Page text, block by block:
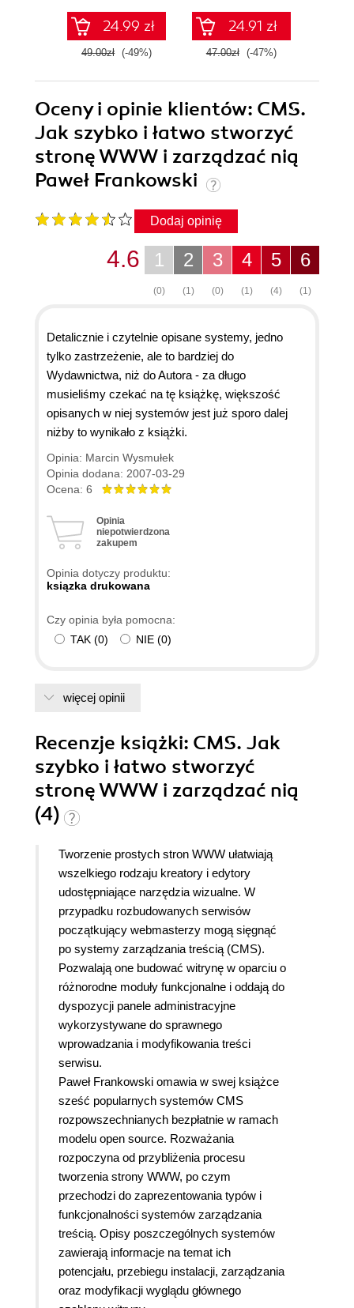
24.99 zł
49.00zł (-49%)
24.91 zł
47.00zł (-47%)
Oceny i opinie klientów: CMS.
Jak szybko i łatwo stworzyć
stronę WWW i zarządzać nią
Paweł Frankowski
Dodaj opinię
6
(1)
5
(4)
4
(1)
3
(0)
2
(1)
1
(0)
4.6
Detalicznie i czytelnie opisane systemy, jedno
tylko zastrzeżenie, ale to bardziej do
Wydawnictwa, niż do Autora - za długo
musieliśmy czekać na tę książkę, większość
opisanych w niej systemów jest już sporo dalej
niżby to wynikało z książki.
Opinia: Marcin Wysmułek
Opinia dodana: 2007-03-29
Ocena: 6
Opinia
niepotwierdzona
zakupem
Opinia dotyczy produktu:
ksiązka drukowana
Czy opinia była pomocna:
TAK (0) NIE (0)
więcej opinii
Recenzje książki: CMS. Jak
szybko i łatwo stworzyć
stronę WWW i zarządzać nią
(4)
Tworzenie prostych stron WWW ułatwiają
wszelkiego rodzaju kreatory i edytory
udostępniające narzędzia wizualne. W
przypadku rozbudowanych serwisów
początkujący webmasterzy mogą sięgnąć
po systemy zarządzania treścią (CMS).
Pozwalają one budować witrynę w oparciu o
różnorodne moduły funkcjonalne i oddają do
dyspozycji panele administracyjne
wykorzystywane do sprawnego
wprowadzania i modyfikowania treści
serwisu.
Paweł Frankowski omawia w swej książce
sześć popularnych systemów CMS
rozpowszechnianych bezpłatnie w ramach
modelu open source. Rozważania
rozpoczyna od przybliżenia procesu
tworzenia strony WWW, po czym
przechodzi do zaprezentowania typów i
funkcjonalności systemów zarządzania
treścią. Opisy poszczególnych systemów
zawierają informacje na temat ich
potencjału, przebiegu instalacji, zarządzania
oraz modyfikacji wyglądu głównego